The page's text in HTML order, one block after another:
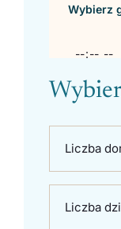
Wybierz
Liczba
Liczba